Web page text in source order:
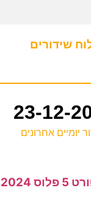
שידורים
יומיים אחרונים
12-2024